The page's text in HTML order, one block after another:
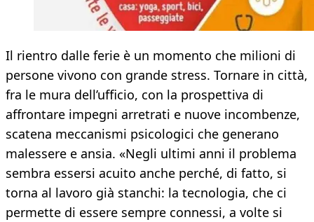
Il rientro dalle ferie è un momento che milioni di
persone vivono con grande stress. Tornare in città,
fra le mura dell’ufficio, con la prospettiva di
affrontare impegni arretrati e nuove incombenze,
scatena meccanismi psicologici che generano
malessere e ansia. «Negli ultimi anni il problema
sembra essersi acuito anche perché, di fatto, si
torna al lavoro già stanchi: la tecnologia, che ci
permette di essere sempre connessi, a volte si